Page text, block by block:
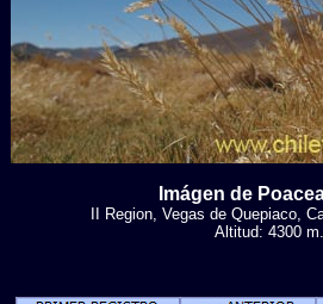
Imágen de
II Region, Vegas de Quepiaco,
Altitud: 4300